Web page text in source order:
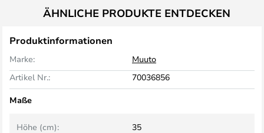
ÄHNLICHE PRODUKTE ENTDECKEN
Produktinformationen
Marke:
Muuto
Artikel Nr.:
70036856
Maße
Höhe (cm): 35